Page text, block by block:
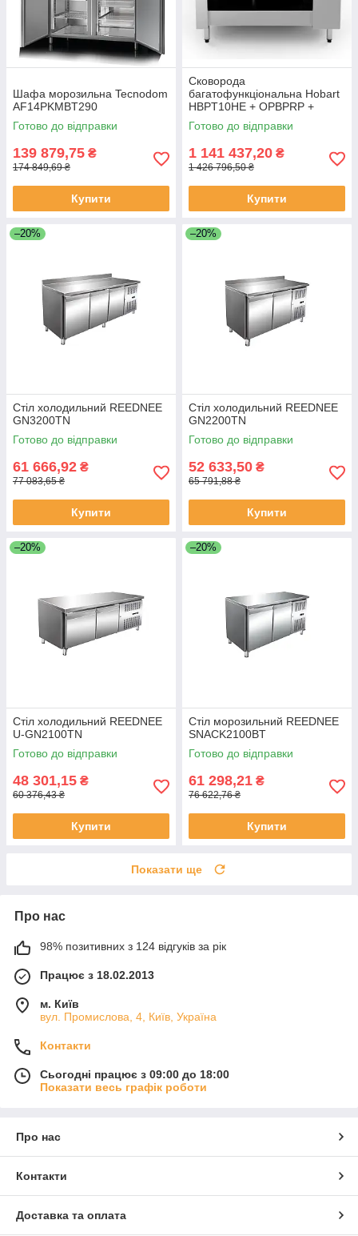
Шафа морозильна Tecnodom
AF14PKMBT290
Готово до відправки
139 879,75 ₴
174 849,69 ₴
Купити
Сковорода
багатофункціональна Hobart
HBPT10HE + OPBPRP +
ACSC
Готово до відправки
1 141 437,20 ₴
1 426 796,50 ₴
Купити
–20%
Стіл холодильний REEDNEE
GN3200TN
Готово до відправки
61 666,92 ₴
77 083,65 ₴
Купити
–20%
Стіл холодильний REEDNEE
GN2200TN
Готово до відправки
52 633,50 ₴
65 791,88 ₴
Купити
–20%
Стіл холодильний REEDNEE
U-GN2100TN
Готово до відправки
48 301,15 ₴
60 376,43 ₴
Купити
–20%
Стіл морозильний REEDNEE
SNACK2100BT
Готово до відправки
61 298,21 ₴
76 622,76 ₴
Купити
Показати ще
Про нас
98% позитивних з 124 відгуків за рік
Працює з 18.02.2013
м. Київ
вул. Промислова, 4, Київ, Україна
Контакти
Сьогодні працює з 09:00 до 18:00
Показати весь графік роботи
Про нас
Контакти
Доставка та оплата